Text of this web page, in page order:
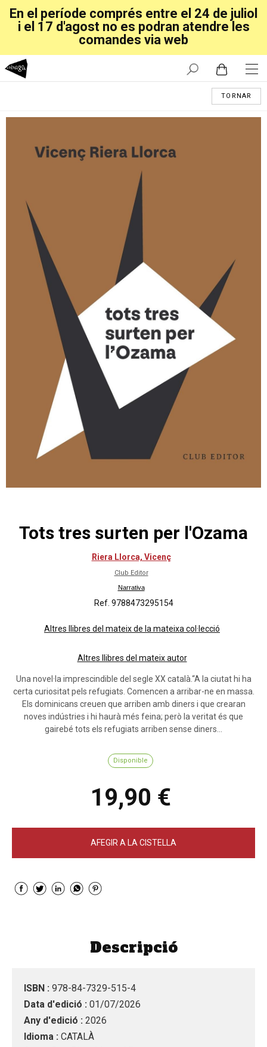
En el període comprés entre el 24 de juliol
i el 17 d'agost no es podran atendre les
comandes via web
TORNAR
Tots tres surten per l'Ozama
Riera Llorca, Vicenç
Club Editor
Narrativa
Ref. 9788473295154
Altres llibres del mateix de la mateixa col·lecció
Altres llibres del mateix autor
Una novel·la imprescindible del segle XX català.“A la ciutat hi ha
certa curiositat pels refugiats. Comencen a arribar-ne en massa.
Els dominicans creuen que arriben amb diners i que crearan
noves indústries i hi haurà més feina; però la veritat és que
gairebé tots els refugiats arriben sense diners...
Disponible
19,90 €
AFEGIR A LA CISTELLA
Descripció
ISBN : 978-84-7329-515-4
Data d'edició : 01/07/2026
Any d'edició : 2026
Idioma : CATALÀ